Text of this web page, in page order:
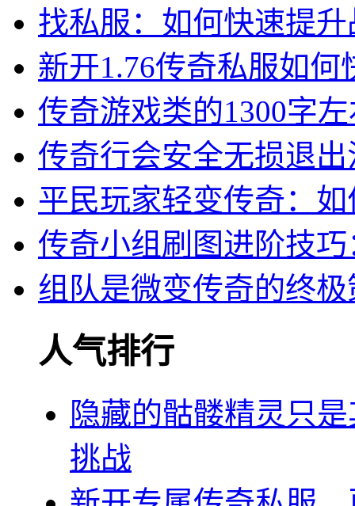
找私服：如何快速提
新开1.76传奇私服如何
传奇游戏类的1300字
传奇行会安全无损退
平民玩家轻变传奇：
传奇小组刷图进阶技
组队是微变传奇的终极
人气排行
隐藏的骷髅精灵只
挑战